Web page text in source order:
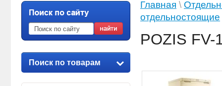
Поиск по товарам
Главная \
отдельностоящие
POZIS FV-